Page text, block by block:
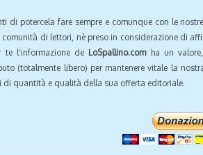
di potercela fare sempre e comunque con le
comunità di lettori, nè preso in considerazione di
te l'informazione de LoSpallino.comha un
(totalmente libero) per mantenere vitale la
di quantità e qualità della sua offerta editoriale.